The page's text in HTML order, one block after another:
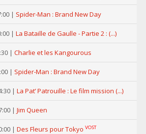
| Spider-Man : Brand New Day
| La Bataille de Gaulle - Partie 2 : (...)
| Charlie et les Kangourous
| Spider-Man : Brand New Day
| La Pat’ Patrouille : Le film mission (...)
| Jim Queen
| Des Fleurs pour Tokyo VOST